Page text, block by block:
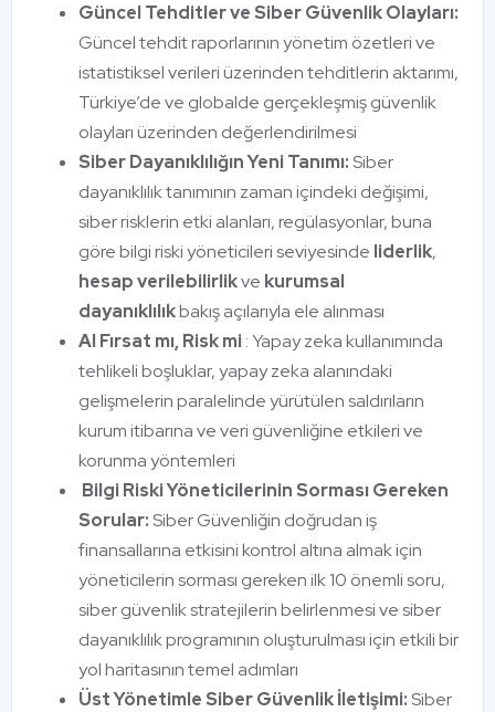
Güncel Tehditler ve Siber Güvenlik Olayları:
Güncel tehdit raporlarının yönetim özetleri ve
istatistiksel verileri üzerinden tehditlerin aktarımı,
Türkiye’de ve globalde gerçekleşmiş güvenlik
olayları üzerinden değerlendirilmesi
Siber Dayanıklılığın Yeni Tanımı:Siber
dayanıklılık tanımının zaman içindeki değişimi,
siber risklerin etki alanları, regülasyonlar, buna
göre bilgi riski yöneticileri seviyesinde liderlik,
hesap verilebilirlikve kurumsal
dayanıklılıkbakış açılarıyla ele alınması
AI Fırsat mı, Risk mi : Yapay zeka kullanımında
tehlikeli boşluklar, yapay zeka alanındaki
gelişmelerin paralelinde yürütülen saldırıların
kurum itibarına ve veri güvenliğine etkileri ve
korunma yöntemleri
Bilgi Riski Yöneticilerinin Sorması Gereken
Sorular:Siber Güvenliğin doğrudan iş
finansallarına etkisini kontrol altına almak için
yöneticilerin sorması gereken ilk 10 önemli soru,
siber güvenlik stratejilerin belirlenmesi ve siber
dayanıklılık programının oluşturulması için etkili bir
yol haritasının temel adımları
Üst Yönetimle Siber Güvenlik İletişimi:Siber